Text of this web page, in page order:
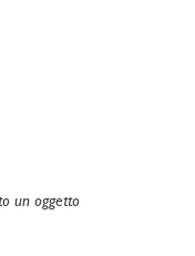
un oggetto